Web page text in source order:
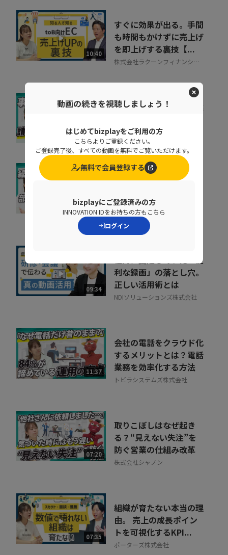
10:40
すぐに効果が出る。手間
も時間もかけずに売上げ
を即上げする裏技【...
株式会社ラクーンフィナンシャ
07:05
督促に費やす時間を事業
株式会社ラクーンフィナンシャ
ル
07:52
なぜ部下は同じことを聞
をゼロにする方法
NDIソリューションズ株式会社
09:34
社内に蔓延していた「便
利な録画」の落とし穴。
正しい活用術とは
NDIソリューションズ株式会社
11:37
会社の電話をクラウド化
するメリットとは？電話
業務を効率化する方法
トビラシステムズ株式会社
07:20
取りこぼしはなぜ起き
る？“見えない失注”を
防ぐ営業の仕組み改革
株式会社シャノン
07:35
組織が育たない本当の理
由。 売上の成長ポイン
トを可視化するKPI...
ポーターズ株式会社
動画の続きを視聴しましょう！
はじめてbizplayをご利用の方
こちらよりご登録ください。
ご登録完了後、すべての動画を無料でご覧いただけます。
無料で会員登録する
bizplayにご登録済みの方
INNOVATION IDをお持ちの方もこちら
ログイン